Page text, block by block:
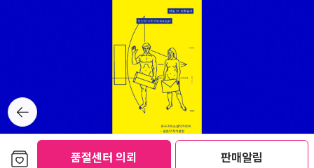
품절센터 의뢰 판매알림
다. 나이로는 할아버지이지만, 베베르한테는 언제나 아버지라고 합니
다. 베베르는 아버지가 다섯째로 혼인을 해서 새로운 어머니를 맞아
들이는 모습이 반갑지 않다고 합니다. 새로운 어머니하고 말을 안 섞
기로 합니다. 제 밑으로 새로운 동생이 찾아오기를 바라지 않는다고
합니다. 이렇게 커다란 집안에 아이가 하나 더 생기는 일은 달갑지 않
다고 합니다. 베베르네 누나한테 동생은 어떤 숨결이었을까요. 베베
르네 누나들은 동생이 생길 적에 어떤 마음이었을까요. 어떤 누나는
베베르한테 거의 할머니뻘이 될 텐데, 서로 어떤 사이가 되어 지낼까
뒤로가
기